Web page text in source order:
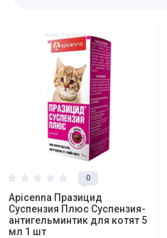
0
Apicenna Празицид
Суспензия Плюс Суспензия-
антигельминтик для котят 5
мл 1 шт